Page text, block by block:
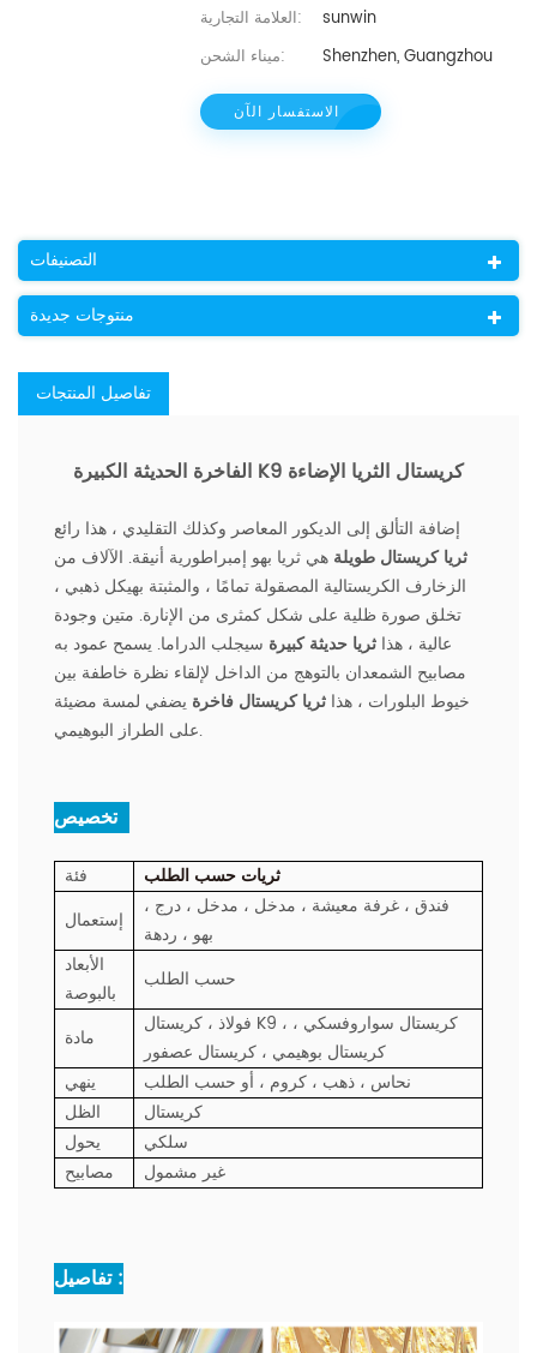
العلامة التجارية:
sunwin
ميناء الشحن:
Shenzhen, Guangzhou
الاستفسار الآن
التصنيفات
منتوجات جديدة
تفاصيل المنتجات
الفاخرة الحديثة الكبيرة K9 كريستال الثريا الإضاءة
إضافة التألق إلى الديكور المعاصر وكذلك التقليدي ، هذا رائع
ثريا كريستال طويلة هي ثريا بهو إمبراطورية أنيقة. الآلاف من
الزخارف الكريستالية المصقولة تمامًا ، والمثبتة بهيكل ذهبي ،
تخلق صورة ظلية على شكل كمثرى من الإنارة. متين وجودة
عالية ، هذا ثريا حديثة كبيرة سيجلب الدراما. يسمح عمود به
مصابيح الشمعدان بالتوهج من الداخل لإلقاء نظرة خاطفة بين
خيوط البلورات ، هذا ثريا كريستال فاخرة يضفي لمسة مضيئة
على الطراز البوهيمي.
فئة
ثريات حسب الطلب
إستعمال
فندق ، غرفة معيشة ، مدخل ، مدخل ، درج ،
بهو ، ردهة
الأبعاد
بالبوصة
حسب الطلب
مادة
فولاذ ، كريستال K9 ، كريستال سواروفسكي ،
كريستال بوهيمي ، كريستال عصفور
ينهي
نحاس ، ذهب ، كروم ، أو حسب الطلب
الظل
كريستال
يحول
سلكي
مصابيح
غير مشمول
تفاصيل :